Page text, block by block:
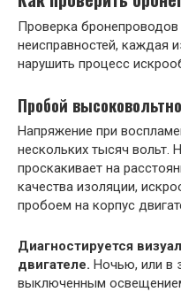
Проверка
неисправностей, каждая
нарушить процесс
Пробой
Напряжение при
нескольких тысяч вольт.
проскакивает на
качества изоляции,
пробоем на корпус
Диагностируется
двигателе. Ночью, или в
выключенным